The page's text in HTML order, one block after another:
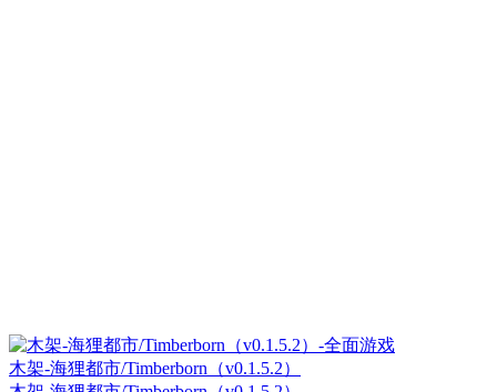
木架-海狸都市/Timberborn（v0.1.5.2）